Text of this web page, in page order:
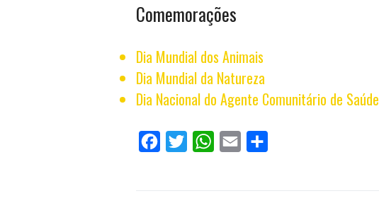
Comemorações
Dia Mundial dos Animais
Dia Mundial da Natureza
Dia Nacional do Agente Comunitário de Saúde
FacebookTwitter WhatsAppEmail